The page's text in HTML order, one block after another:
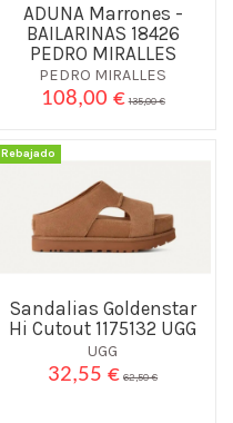
ADUNA Marrones -
BAILARINAS 18426
PEDRO MIRALLES
PEDRO MIRALLES
108,00 € 135,00 €
Rebajado
Sandalias Goldenstar
Hi Cutout 1175132 UGG
UGG
32,55 € 62,50 €